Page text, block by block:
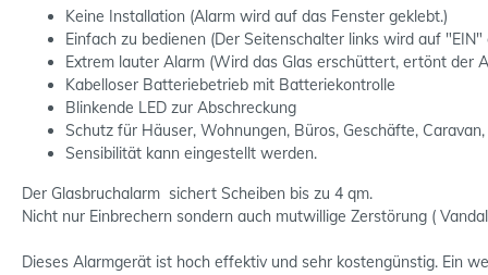
Keine Installation (Alarm wird auf das Fenster geklebt.)
Einfach zu bedienen (Der Seitenschalter links wird auf
Extrem lauter Alarm (Wird das Glas erschüttert, ertönt der
Kabelloser Batteriebetrieb mit Batteriekontrolle
Blinkende LED zur Abschreckung
Schutz für Häuser, Wohnungen, Büros, Geschäfte,
Sensibilität kann eingestellt werden.
Der Glasbruchalarm sichert Scheiben bis zu 4 qm.
Nicht nur Einbrechern sondern auch mutwillige Zerstörung (
Dieses Alarmgerät ist hoch effektiv und sehr kostengünstig. Ein